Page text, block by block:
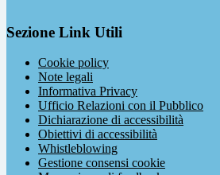
Sezione Link Utili
Cookie policy
Note legali
Informativa Privacy
Ufficio Relazioni con il Pubblico
Dichiarazione di accessibilità
Obiettivi di accessibilità
Whistleblowing
Gestione consensi cookie